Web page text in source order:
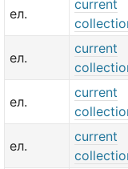
ел.
current
ел.
current
ел.
current
ел.
current